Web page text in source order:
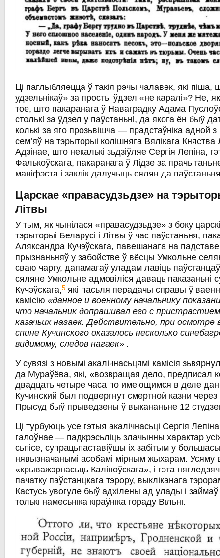
Ці паглыбляецца ў такія рэчы чалавек, які піша,
удзельнікаў» за просты ўдзел «не каралі»? Не,
тое, што пакаранага ў Наваградку Адама
столькі за ўдзел у паўстаньні, да якога ён быў
колькі за яго прозьвішча — прадстаўніка адной
сем’яў на тэрыторыі колішняга Вялікага Княства
Адзінае, што некалькі зьдзіўляе Сергія Лепіна,
Фалькоўскага, пакаранага ў Лідзе за
маніфэста і заклік далучыць сялян да
Царскае «правасудзьдзе» на
Літвы
У тым, як чынілася «правасудзьдзе» з боку
тэрыторыі Беларусі і Літвы ў час паўстаньня,
Аляксандра Кучэўскага, павешанага на
прызнаньняў у забойстве ў вёсцы Умкольне
сваю чаргу, дапамагаў уладам лавіць
сяляне Умкольне адмовіліся даваць паказаньні
Кучэўскага,5 які пасьля перадачы справы ў
камісію«данное и военному начальнику
что начальник допрашивал его с
казачьих нагаек. Действительно, при осмотре
спине Кучинского оказалось несколько
видимому, следов нагаек» .
У сувязі з новымі акалічнасьцямі камісія
да Мураўёва, які, «возвращая дело, предписал
двадцать четыре часа по имеющимся в деле
Кучинский был подвергнут смертной казни
Прысуд быў прыведзены ў выкананьне 12
Ці турбуюць усе гэтыя акалічнасьці Сергія
галоўнае — падкрэсьліць злачынны характар
сьпісе, супрацьпаставіўшы іх забітым у
нявызначанымі асобамі мірным жыхарам. Усяму
«крыважэрнасьць Каліноўскага», і гэта
пачатку паўстанцкага тэрору, выкліканага
Кастусь увогуле быў адхілены ад улады і
толькі намесьніка кіраўніка гораду Вільні.